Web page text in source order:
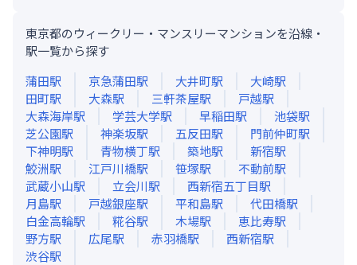
東京都のウィークリー・マンスリーマンションを沿線・
駅一覧から探す
蒲田駅 京急蒲田駅 大井町駅 大崎駅
田町駅 大森駅 三軒茶屋駅 戸越駅
大森海岸駅 学芸大学駅 早稲田駅 池袋駅
芝公園駅 神楽坂駅 五反田駅 門前仲町駅
下神明駅 青物横丁駅 築地駅 新宿駅
鮫洲駅 江戸川橋駅 笹塚駅 不動前駅
武蔵小山駅 立会川駅 西新宿五丁目駅
月島駅 戸越銀座駅 平和島駅 代田橋駅
白金高輪駅 糀谷駅 木場駅 恵比寿駅
野方駅 広尾駅 赤羽橋駅 西新宿駅
渋谷駅